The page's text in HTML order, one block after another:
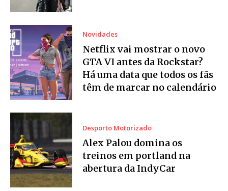
Novidades
Netflix vai mostrar o novo
GTA VI antes da Rockstar?
Há uma data que todos os fãs
têm de marcar no calendário
Desporto Motorizado
Alex Palou domina os
treinos em portland na
abertura da IndyCar